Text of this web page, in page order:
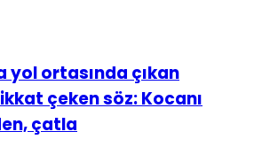
yol ortasında çıkan
çeken söz: Kocanı
çatla